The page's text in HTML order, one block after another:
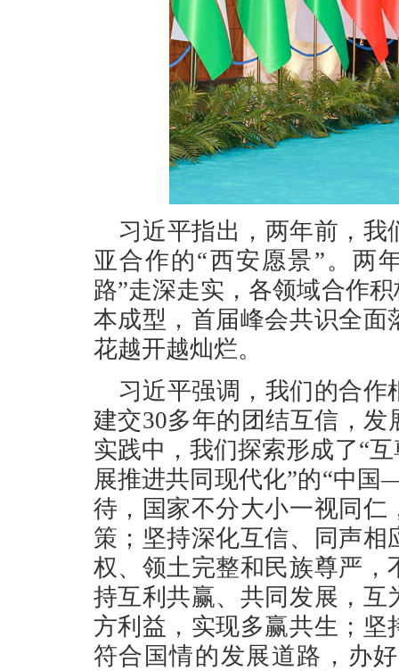
习近平指出，两年前，
亚合作的“西安愿景”。两
路”走深走实，各领域合作
本成型，首届峰会共识全
花越开越灿烂。
习近平强调，我们的合
建交30多年的团结互信，
实践中，我们探索形成了“
展推进共同现代化”的“中
待，国家不分大小一视同
策；坚持深化互信、同声
权、领土完整和民族尊严
持互利共赢、共同发展，
方利益，实现多赢共生；
符合国情的发展道路，办